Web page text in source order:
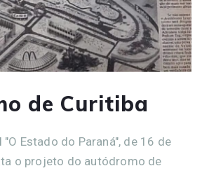
de Curitiba
Estado do Paraná", de 16 de
o projeto do autódromo de